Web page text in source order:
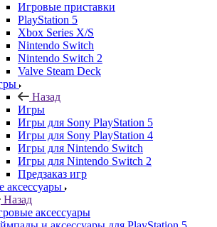
Игровые приставки
PlayStation 5
Xbox Series X/S
Nintendo Switch
Nintendo Switch 2
Valve Steam Deck
Назад
Игры
Игры для Sony PlayStation 5
Игры для Sony PlayStation 4
Игры для Nintendo Switch
Игры для Nintendo Switch 2
Предзаказ игр
аксессуары
Назад
аксессуары